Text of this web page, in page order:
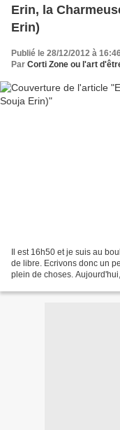
Erin, la
Erin)
Publié le 28/12/2012 à
Par Corti Zone ou l'art
Il est 16h50 et je suis au
de libre. Ecrivons donc un
plein de choses.